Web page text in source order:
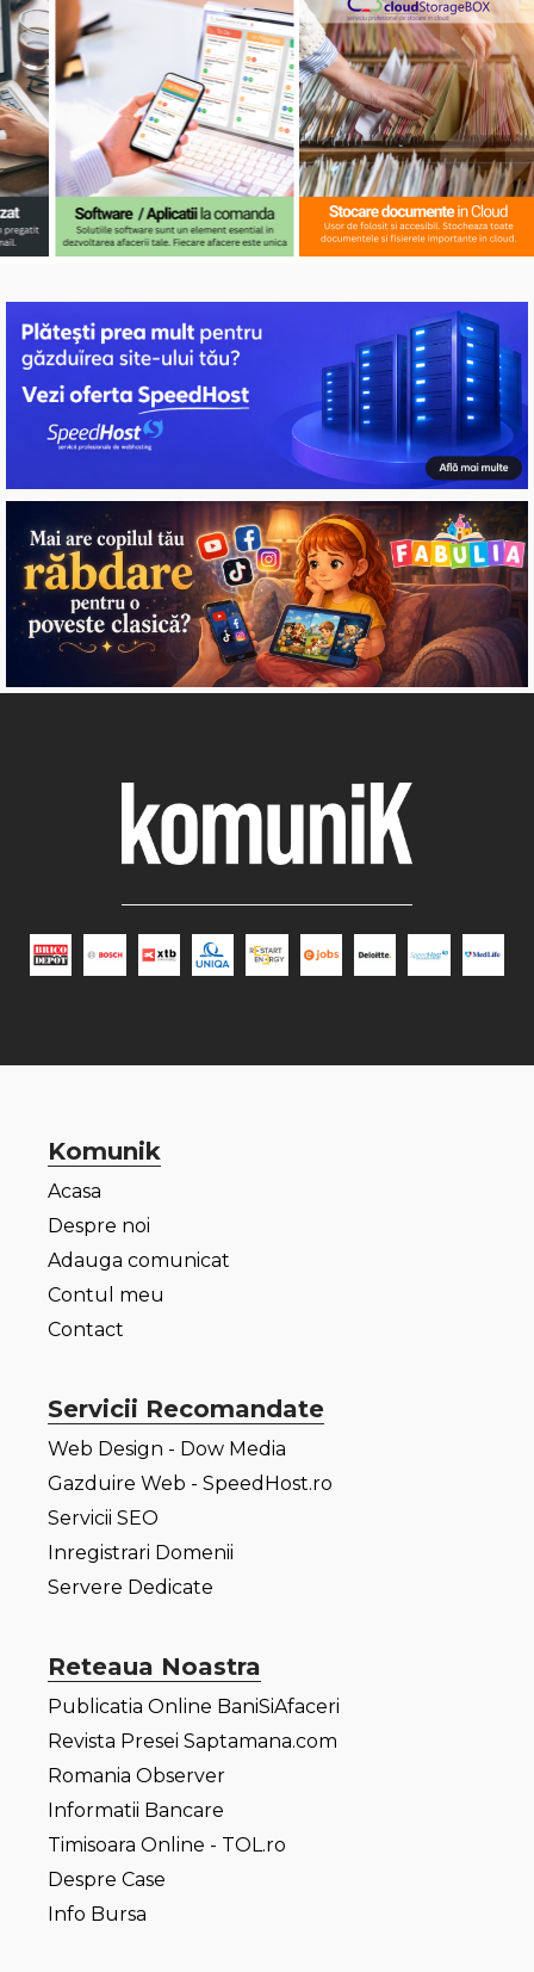
Komunik
Acasa
Despre noi
Adauga comunicat
Contul meu
Contact
Servicii Recomandate
Web Design - Dow Media
Gazduire Web - SpeedHost.ro
Servicii SEO
Inregistrari Domenii
Servere Dedicate
Reteaua Noastra
Publicatia Online BaniSiAfaceri
Revista Presei Saptamana.com
Romania Observer
Informatii Bancare
Timisoara Online - TOL.ro
Despre Case
Info Bursa